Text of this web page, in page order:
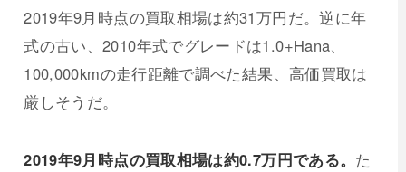
2019年9月時点の買取相場は約31万円だ。逆に年
式の古い、2010年式でグレードは1.0+Hana、
100,000kmの走行距離で調べた結果、高価買取は
厳しそうだ。
2019年9月時点の買取相場は約0.7万円である。 た